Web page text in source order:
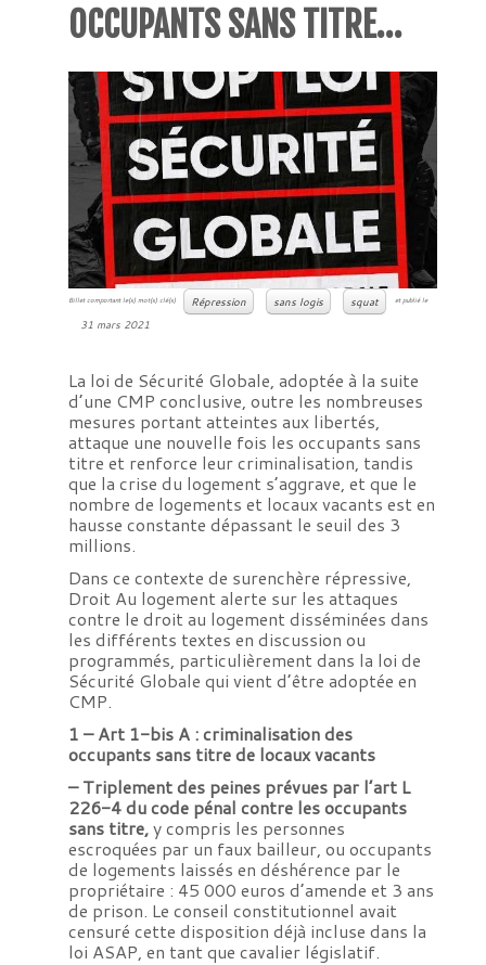
OCCUPANTS SANS TITRE…
Billet comportant le(s) mot(s) clé(s) Répression sans logis squat et publié le
31 mars 2021
La loi de Sécurité Globale, adoptée à la suite
d’une CMP conclusive, outre les nombreuses
mesures portant atteintes aux libertés,
attaque une nouvelle fois les occupants sans
titre et renforce leur criminalisation, tandis
que la crise du logement s’aggrave, et que le
nombre de logements et locaux vacants est en
hausse constante dépassant le seuil des 3
millions.
Dans ce contexte de surenchère répressive,
Droit Au logement alerte sur les attaques
contre le droit au logement disséminées dans
les différents textes en discussion ou
programmés, particulièrement dans la loi de
Sécurité Globale qui vient d’être adoptée en
CMP.
1 – Art 1-bis A : criminalisation des
occupants sans titre de locaux vacants
– Triplement des peines prévues par l’art L
226-4 du code pénal contre les occupants
sans titre,y compris les personnes
escroquées par un faux bailleur, ou occupants
de logements laissés en déshérence par le
propriétaire : 45 000 euros d’amende et 3 ans
de prison. Le conseil constitutionnel avait
censuré cette disposition déjà incluse dans la
loi ASAP, en tant que cavalier législatif.